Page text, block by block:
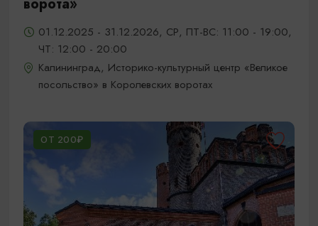
01.12.2025 - 31.12.2026, СР, ПТ-ВС: 11:00 - 19:00,
ЧТ: 12:00 - 20:00
Калининград, Историко-культурный центр «Великое
посольство» в Королевских воротах
ОТ 200₽